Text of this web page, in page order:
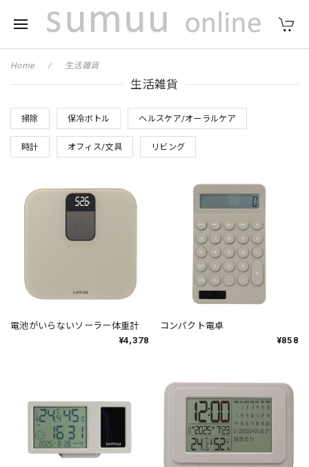
Home 生活雑貨
生活雑貨
掃除 保冷ボトル ヘルスケア/オーラルケア
時計 オフィス/文具 リビング
電池がいらないソーラー体重計
¥4,378
コンパクト電卓
¥858